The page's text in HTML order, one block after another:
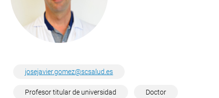
josejavier.gomez@scsalud.es
Profesor titular de universidad Doctor